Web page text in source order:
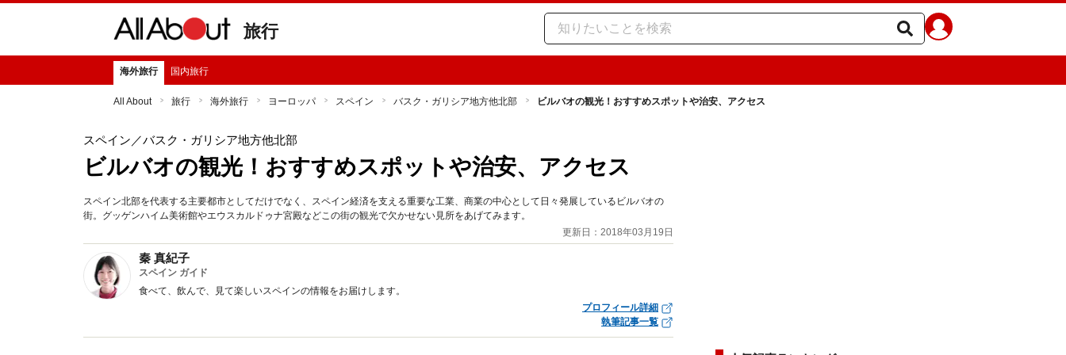
旅行
海外旅行 国内旅行
All About 旅行 海外旅行 ヨーロッパ スペイン バスク・ガリシア地方他北部 ビルバオの観光！おすすめスポットや治安、アクセス
スペイン ／バスク・ガリシア地方他北部
ビルバオの観光！おすすめスポットや治安、アクセス
スペイン北部を代表する主要都市としてだけでなく、スペイン経済を支える重要な工業、商業の中心として日々発展しているビルバオの
街。グッゲンハイム美術館やエウスカルドゥナ宮殿などこの街の観光で欠かせない見所をあげてみます。
更新日：2018年03月19日
秦 真紀子
スペイン ガイド
食べて、飲んで、見て楽しいスペインの情報をお届けします。
プロフィール詳細
執筆記事一覧